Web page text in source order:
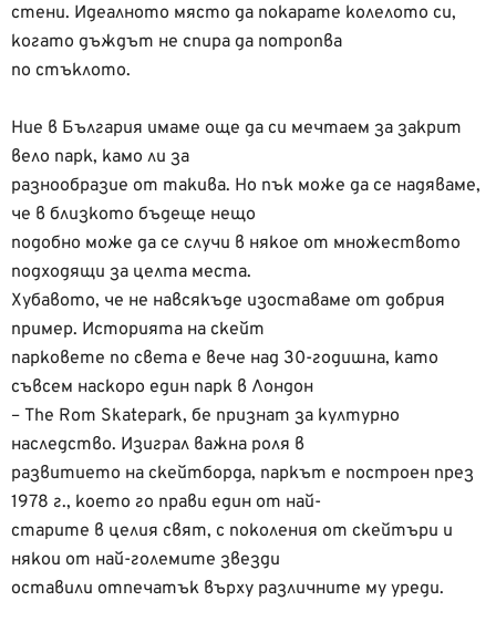
стени. Идеалното място да покарате колелото си,
когато дъждът не спира да потропва
по стъклото.
Ние в България имаме още да си мечтаем за закрит
вело парк, камо ли за
разнообразие от такива. Но пък може да се надяваме,
че в близкото бъдеще нещо
подобно може да се случи в някое от множеството
подходящи за целта места.
Хубавото, че не навсякъде изоставаме от добрия
пример. Историята на скейт
парковете по света е вече над 30-годишна, като
съвсем наскоро един парк в Лондон
– The Rom Skatepark, бе признат за културно
наследство. Изиграл важна роля в
развитието на скейтборда, паркът е построен през
1978 г., което го прави един от най-
старите в целия свят, с поколения от скейтъри и
някои от най-големите звезди
оставили отпечатък върху различните му уреди.